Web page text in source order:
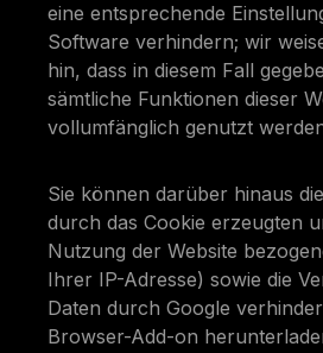
eine entsprechende
Software verhindern; wir
hin, dass in diesem Fall
sämtliche Funktionen dieser
vollumfänglich genutzt
Sie können darüber hinaus
durch das Cookie erzeugten
Nutzung der Website
Ihrer IP-Adresse) sowie die
Daten durch Google
Browser-Add-on